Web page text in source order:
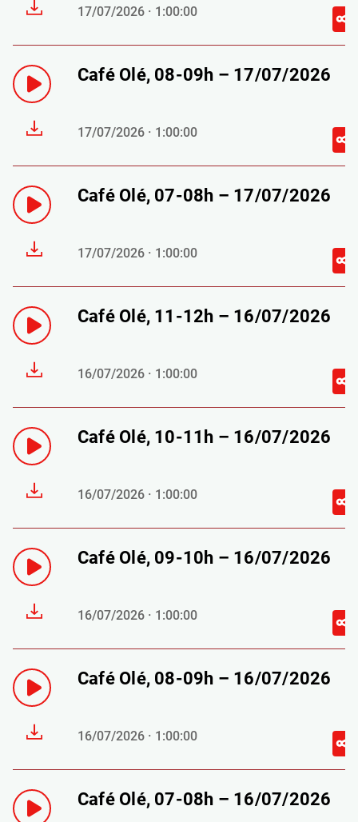
17/07/2026 · 1:00:00
Café Olé, 08-09h – 17/07/2026
17/07/2026 · 1:00:00
Café Olé, 07-08h – 17/07/2026
17/07/2026 · 1:00:00
Café Olé, 11-12h – 16/07/2026
16/07/2026 · 1:00:00
Café Olé, 10-11h – 16/07/2026
16/07/2026 · 1:00:00
Café Olé, 09-10h – 16/07/2026
16/07/2026 · 1:00:00
Café Olé, 08-09h – 16/07/2026
16/07/2026 · 1:00:00
Café Olé, 07-08h – 16/07/2026